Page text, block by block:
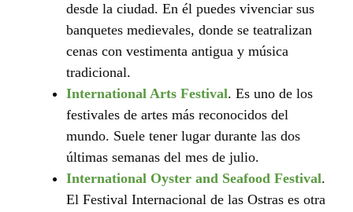
desde la ciudad. En él puedes vivenciar sus
banquetes medievales, donde se teatralizan
cenas con vestimenta antigua y música
tradicional.
International Arts Festival. Es uno de los
festivales de artes más reconocidos del
mundo. Suele tener lugar durante las dos
últimas semanas del mes de julio.
International Oyster and Seafood Festival.
El Festival Internacional de las Ostras es otra